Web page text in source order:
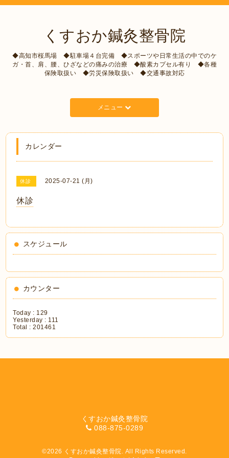
くすおか鍼灸整骨院
◆高知市桜馬場 ◆駐車場４台完備 ◆スポーツや日常生活の中でのケ
ガ・首、肩、腰、ひざなどの痛みの治療 ◆酸素カプセル有り ◆各種
保険取扱い ◆労災保険取扱い ◆交通事故対応
メニュー
カレンダー
休診 2025-07-21 (月)
休診
スケジュール
カウンター
Today : 129
Yesterday : 111
Total :201461
くすおか鍼灸整骨院
088-875-0289
©2026 くすおか鍼灸整骨院. All Rights Reserved.